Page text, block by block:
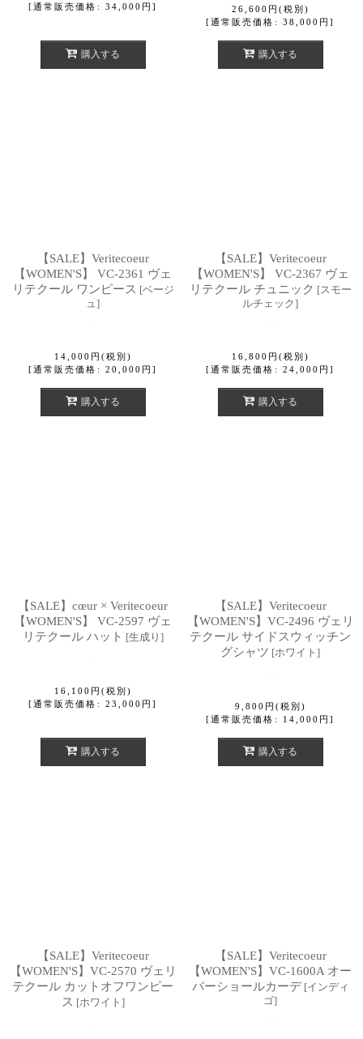
[通常販売価格 : 34,000 円 ]
購入する
26,600 円 (税別)
[通常販売価格 : 38,000 円 ]
購入する
【SALE】Veritecoeur
【WOMEN'S】 VC-2361 ヴェ
リテクール ワンピース [ベージ
ュ ]
14,000 円 (税別)
[通常販売価格 : 20,000 円 ]
購入する
【SALE】Veritecoeur
【WOMEN'S】 VC-2367 ヴェ
リテクール チュニック [スモー
ルチェック]
16,800 円 (税別)
[通常販売価格 : 24,000 円 ]
購入する
【SALE】cœur × Veritecoeur
【WOMEN'S】 VC-2597 ヴェ
リテクール ハット [生成り ]
16,100 円 (税別)
[通常販売価格 : 23,000 円 ]
購入する
【SALE】Veritecoeur
【WOMEN'S】VC-2496 ヴェリ
テクール サイドスウィッチン
グシャツ [ホワイト ]
9,800 円 (税別)
[通常販売価格 : 14,000 円 ]
購入する
【SALE】Veritecoeur
【WOMEN'S】VC-2570 ヴェリ
テクール カットオフワンピー
ス [ホワイト ]
【SALE】Veritecoeur
【WOMEN'S】VC-1600A オー
バーショールカーデ [インディ
ゴ]